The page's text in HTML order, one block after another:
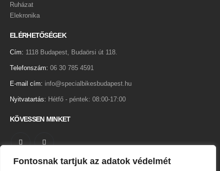
Fontosnak tartjuk az adatok védelmét
Ruházat
Elekronika
ELÉRHETŐSÉGEK
Cím: 1118 Budapest, Budaörsi út 118.
Telefonszám: 06 30 785 4591
E-mail cím: info@specialbikesbudapest.hu
Nyitvatartás: Hétfő - péntek: 08:00-17:00
KÖVESSEN MINKET
Adatkezelési tájékoztató